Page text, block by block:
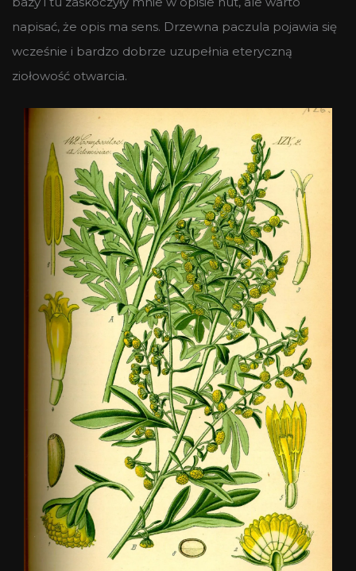
napisać, że opis ma sens. Drzewna paczula pojawia się
wcześnie i bardzo dobrze uzupełnia eteryczną
ziołowość otwarcia.